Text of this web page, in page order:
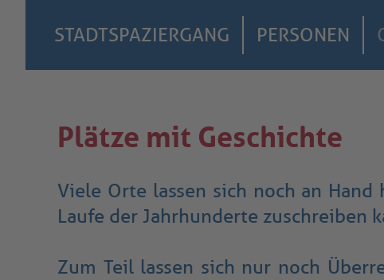
STADTSPAZIERGANG PERSONEN
Plätze mit Geschichte
Viele Orte lassen sich noch an
Laufe der Jahrhunderte zuschreiben
Zum Teil lassen sich nur noch